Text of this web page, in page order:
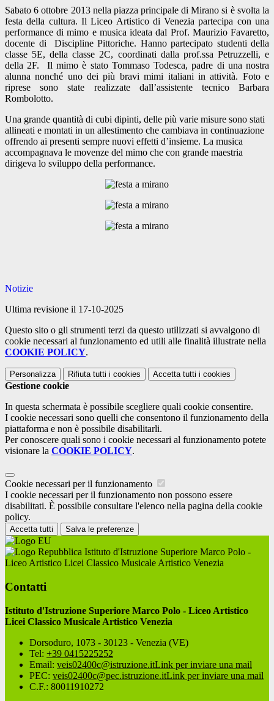
Sabato 6 ottobre 2013 nella piazza principale di Mirano si è svolta la
festa della cultura. Il Liceo Artistico di Venezia partecipa con una
performance di mimo e musica ideata dal Prof. Maurizio Favaretto,
docente di Discipline Pittoriche. Hanno partecipato studenti della
classe 5E, della classe 2C, coordinati dalla prof.ssa Petruzzelli, e
della 2F. Il mimo è stato Tommaso Todesca, padre di una nostra
alunna nonché uno dei più bravi mimi italiani in attività. Foto e
riprese sono state realizzate dall’assistente tecnico Barbara
Rombolotto.
Una grande quantità di cubi dipinti, delle più varie misure sono stati
allineati e montati in un allestimento che cambiava in continuazione
offrendo ai presenti sempre nuovi effetti d’insieme. La musica
accompagnava le movenze del mimo che con grande maestria
dirigeva lo sviluppo della performance.
Notizie
Ultima revisione il 17-10-2025
Questo sito o gli strumenti terzi da questo utilizzati si avvalgono di
cookie necessari al funzionamento ed utili alle finalità illustrate nella
COOKIE POLICY.
Personalizza Rifiuta tutti i cookies Accetta tutti i cookies
Gestione cookie
In questa schermata è possibile scegliere quali cookie consentire.
I cookie necessari sono quelli che consentono il funzionamento della
piattaforma e non è possibile disabilitarli.
Per conoscere quali sono i cookie necessari al funzionamento potete
visionare la COOKIE POLICY.
Cookie necessari per il funzionamento
I cookie necessari per il funzionamento non possono essere
disabilitati. È possibile consultare l'elenco nella pagina della cookie
policy.
Accetta tutti Salva le preferenze
Istituto d'Istruzione Superiore Marco Polo -
Liceo Artistico Licei Classico Musicale Artistico Venezia
Contatti
Istituto d'Istruzione Superiore Marco Polo - Liceo Artistico
Licei Classico Musicale Artistico Venezia
Dorsoduro, 1073 - 30123 - Venezia (VE)
Tel: +39 0415225252
Email: veis02400c@istruzione.itLink per inviare una mail
PEC: veis02400c@pec.istruzione.itLink per inviare una mail
C.F.: 80011910272